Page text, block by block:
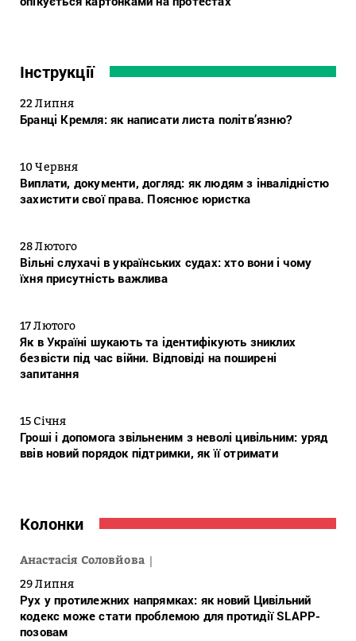
Інструкції
22 Липня
Бранці Кремля: як написати листа політв’язню?
10 Червня
Виплати, документи, догляд: як людям з інвалідністю
захистити свої права. Пояснює юристка
28 Лютого
Вільні слухачі в українських судах: хто вони і чому
їхня присутність важлива
17 Лютого
Як в Україні шукають та ідентифікують зниклих
безвісти під час війни. Відповіді на поширені
запитання
15 Січня
Гроші і допомога звільненим з неволі цивільним: уряд
ввів новий порядок підтримки, як її отримати
Колонки
Анастасія Соловйова
29 Липня
Рух у протилежних напрямках: як новий Цивільний
кодекс може стати проблемою для протидії SLAPP-
позовам